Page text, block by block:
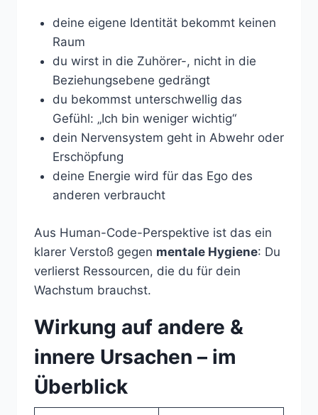
deine eigene Identität bekommt keinen
Raum
du wirst in die Zuhörer-, nicht in die
Beziehungsebene gedrängt
du bekommst unterschwellig das
Gefühl: „Ich bin weniger wichtig“
dein Nervensystem geht in Abwehr oder
Erschöpfung
deine Energie wird für das Ego des
anderen verbraucht
Aus Human-Code-Perspektive ist das ein
klarer Verstoß gegen mentale Hygiene: Du
verlierst Ressourcen, die du für dein
Wachstum brauchst.
Wirkung auf andere &
innere Ursachen – im
Überblick